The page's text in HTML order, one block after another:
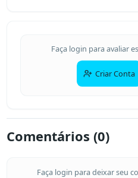
Faça login para avaliar
Criar Conta
Comentários (0)
Faça login para deixar seu